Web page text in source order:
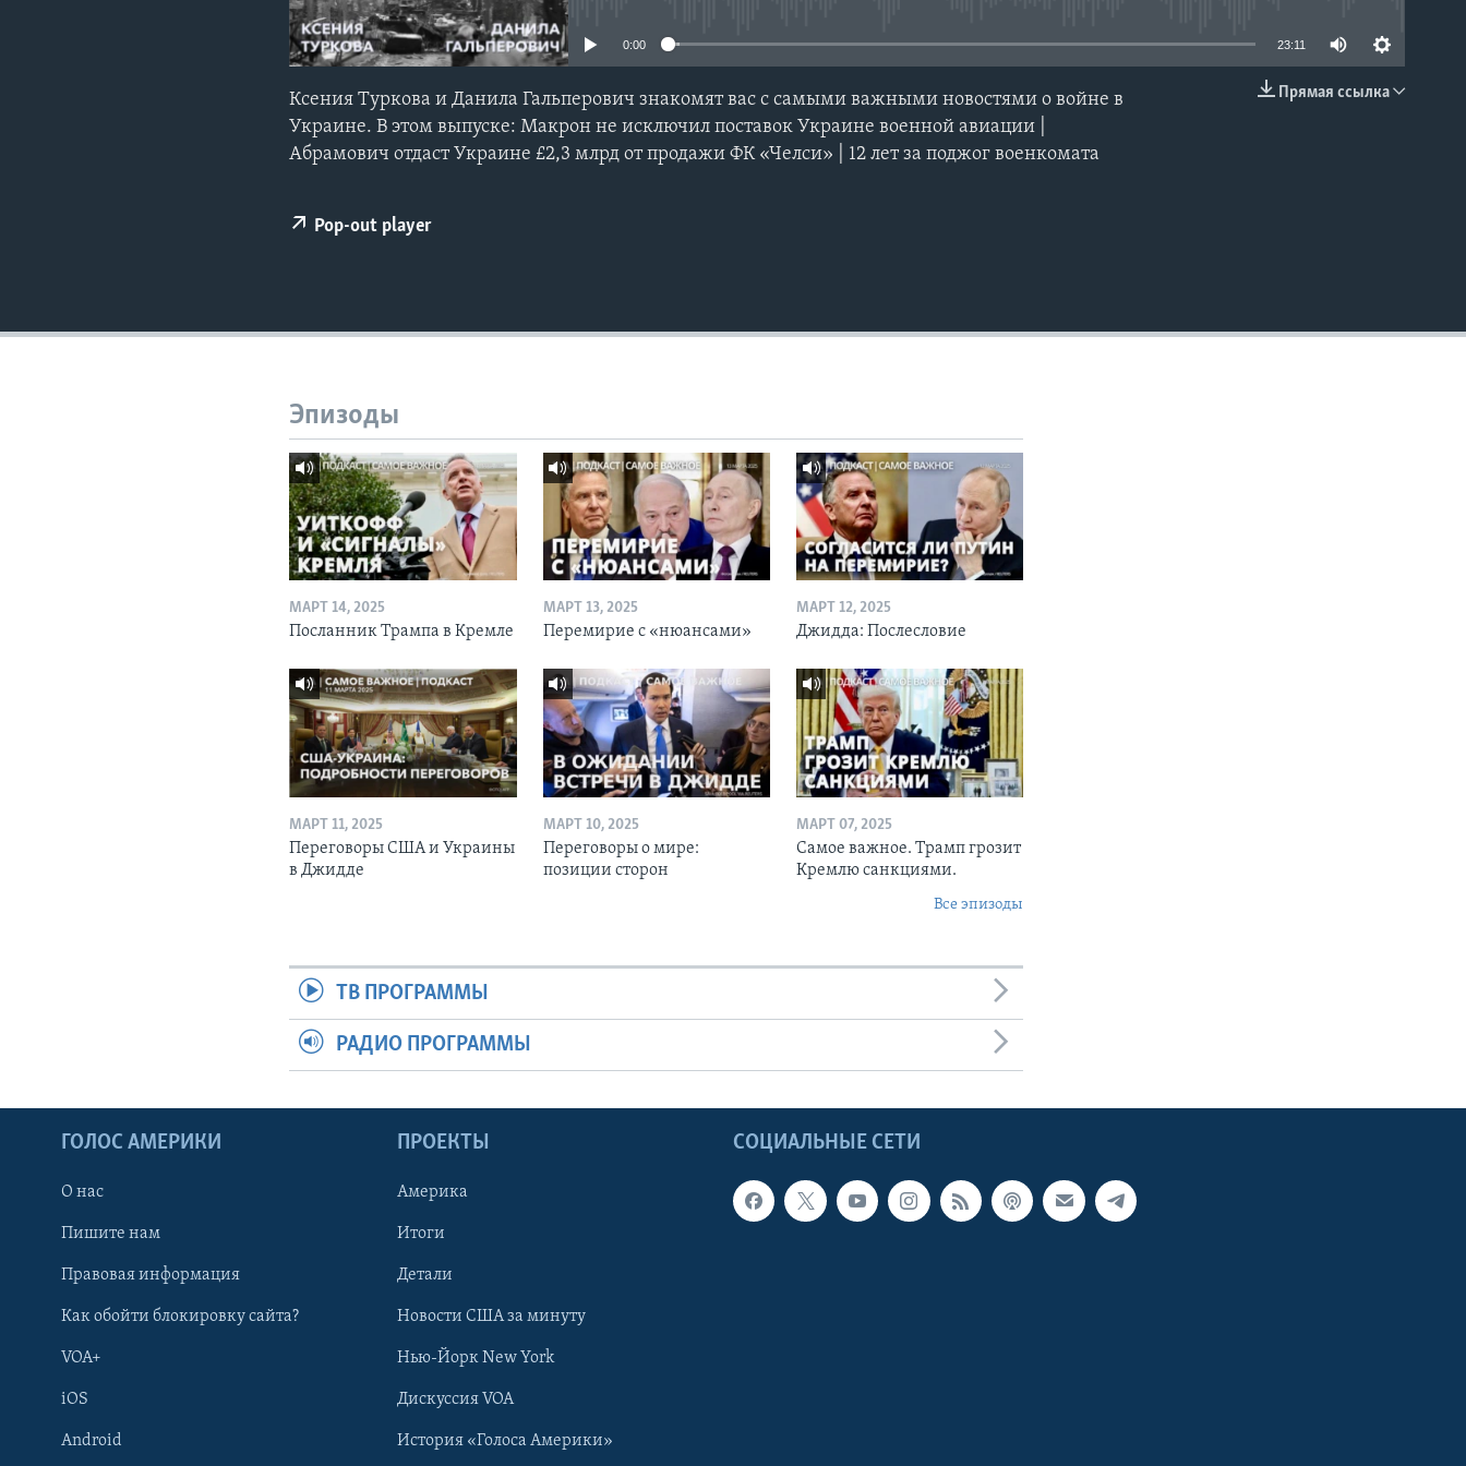
0:00 23:11
Прямая ссылка
Ксения Туркова и Данила Гальперович знакомят вас с самыми важными новостями о войне в
Украине. В этом выпуске: Макрон не исключил поставок Украине военной авиации |
Абрамович отдаст Украине £2,3 млрд от продажи ФК «Челси» | 12 лет за поджог военкомата
Pop-out player
Эпизоды
МАРТ 14, 2025
Посланник Трампа в Кремле
МАРТ 13, 2025
Перемирие с «нюансами»
МАРТ 12, 2025
Джидда: Послесловие
МАРТ 11, 2025
Переговоры США и Украины
в Джидде
МАРТ 10, 2025
Переговоры о мире:
позиции сторон
МАРТ 07, 2025
Самое важное. Трамп грозит
Кремлю санкциями.
Все эпизоды
ТВ ПРОГРАММЫ
РАДИО ПРОГРАММЫ
СОЦИАЛЬНЫЕ СЕТИ
ГОЛОС АМЕРИКИ
О нас
Пишите нам
Правовая информация
Как обойти блокировку сайта?
VOA+
iOS
Android
ПРОЕКТЫ
Америка
Итоги
Детали
Новости США за минуту
Нью-Йорк New York
Дискуссия VOA
История «Голоса Америки»